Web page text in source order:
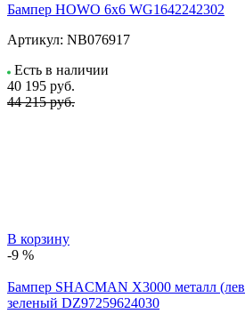
Бампер HOWO 6х6 WG1642242302
Артикул: NB076917
Есть в наличии
40 195 руб.
44 215 руб.
В корзину
-9 %
Бампер SHACMAN X3000 металл
зеленый DZ97259624030